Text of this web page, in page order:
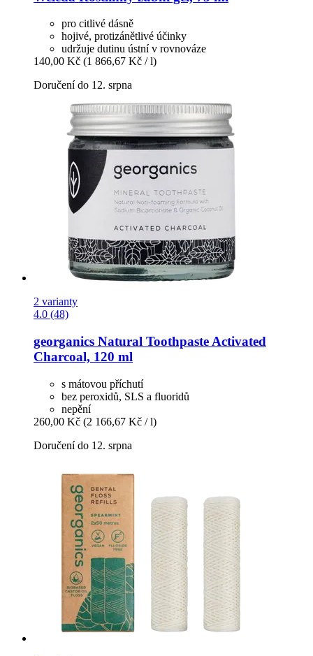
pro citlivé dásně
hojivé, protizánětlivé účinky
udržuje dutinu ústní v rovnováze
140,00 Kč (1 866,67 Kč / l)
Doručení do 12. srpna
2 varianty
4.0 (48)
georganics Natural Toothpaste Activated
Charcoal, 120 ml
s mátovou příchutí
bez peroxidů, SLS a fluoridů
nepění
260,00 Kč (2 166,67 Kč / l)
Doručení do 12. srpna